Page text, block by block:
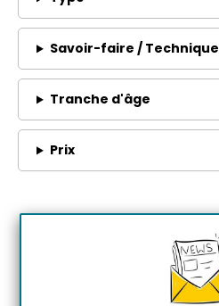
Savoir-faire / Technique
Tranche d'âge
Prix